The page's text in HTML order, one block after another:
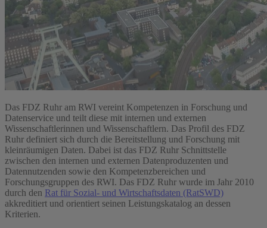
Das FDZ Ruhr am RWI vereint Kompetenzen in Forschung und
Datenservice und teilt diese mit internen und externen
Wissenschaftlerinnen und Wissenschaftlern. Das Profil des FDZ
Ruhr definiert sich durch die Bereitstellung und Forschung mit
kleinräumigen Daten. Dabei ist das FDZ Ruhr Schnittstelle
zwischen den internen und externen Datenproduzenten und
Datennutzenden sowie den Kompetenzbereichen und
Forschungsgruppen des RWI. Das FDZ Ruhr wurde im Jahr 2010
durch den Rat für Sozial- und Wirtschaftsdaten (RatSWD)
akkreditiert und orientiert seinen Leistungskatalog an dessen
Kriterien.